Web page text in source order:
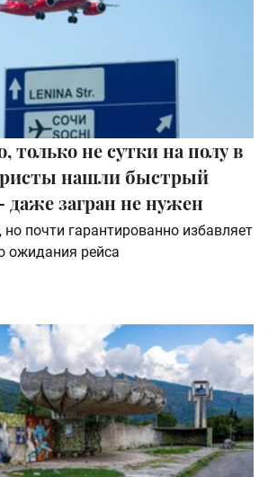
только не сутки на полу в
нашли быстрый
загран не нужен
но почти гарантированно избавляет
ожидания рейса